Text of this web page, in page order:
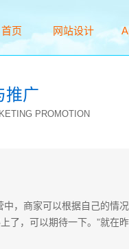
首页
网站设计
推广
PROMOTION
中，商家可以根据自己的情
了，可以期待一下。”就在